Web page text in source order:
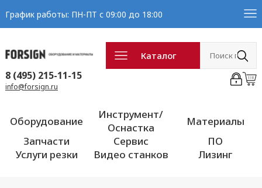
График работы: ПН-ПТ с 09:00 до 18:00
Каталог
8 (495) 215-11-15
info@forsign.ru
Оборудование
Инструмент/
Оснастка
Материалы
Запчасти
Сервис
ПО
Услуги резки
Видео станков Лизинг